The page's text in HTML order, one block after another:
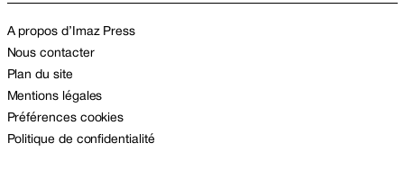
A propos d’Imaz Press
Nous contacter
Plan du site
Mentions légales
Préférences cookies
Politique de confidentialité